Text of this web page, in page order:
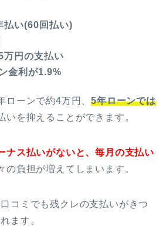
払い(60回払い)
万 円の支払い
金利が1.9%
ローンで約4万円、5年ローンでは
いを抑えることができます。
ナス払いがないと、毎月の支払い
の負担が増えてしまいます。
コミでも残クレの支払いがきつ
ます。